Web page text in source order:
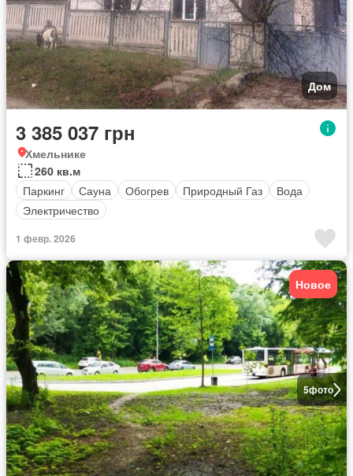
Дом
3 385 037 грн
Хмельнике
260 кв.м
Паркинг
Сауна Обогрев Природный Газ
Вода
Электричество
1 февр. 2026
5фото
Новое